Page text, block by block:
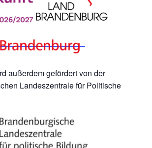
außerdem gefördert von der
Landeszentrale für Politische